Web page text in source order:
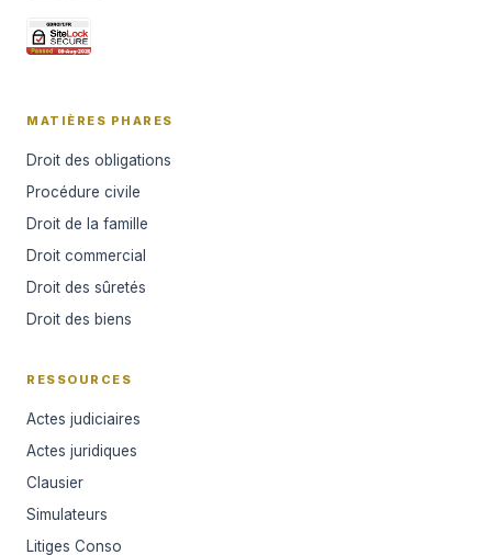
MATIÈRES PHARES
Droit des obligations
Procédure civile
Droit de la famille
Droit commercial
Droit des sûretés
Droit des biens
RESSOURCES
Actes judiciaires
Actes juridiques
Clausier
Simulateurs
Litiges Conso